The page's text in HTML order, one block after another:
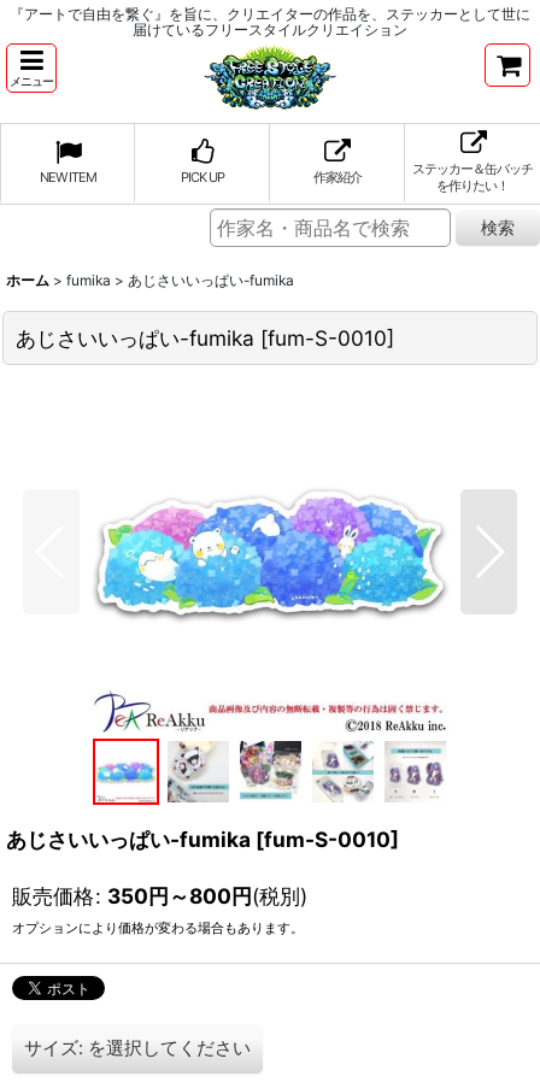
『アートで自由を繋ぐ』を旨に、クリエイターの作品を、ステッカーとして世に
届けているフリースタイルクリエイション
メニュー
NEW ITEM PICK UP 作家紹介
ステッカー＆缶バッチ
を作りたい！
ホーム > fumika > あじさいいっぱい-fumika
あじさいいっぱい-fumika [fum-S-0010]
あじさいいっぱい-fumika [fum-S-0010]
販売価格: 350円～800円(税別)
オプションにより価格が変わる場合もあります。
サイズ: を選択してください